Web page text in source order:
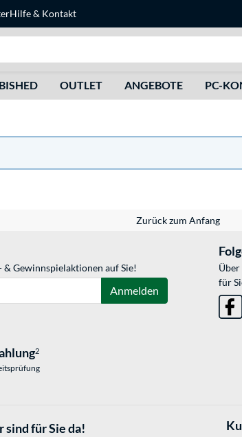
Hilfe& Kontakt
OUTLET ANGEBOTE PC-
Zurück zum Anfang
Gewinnspielaktionen auf Sie!
Anmelden
für
2
sind für Sie da!